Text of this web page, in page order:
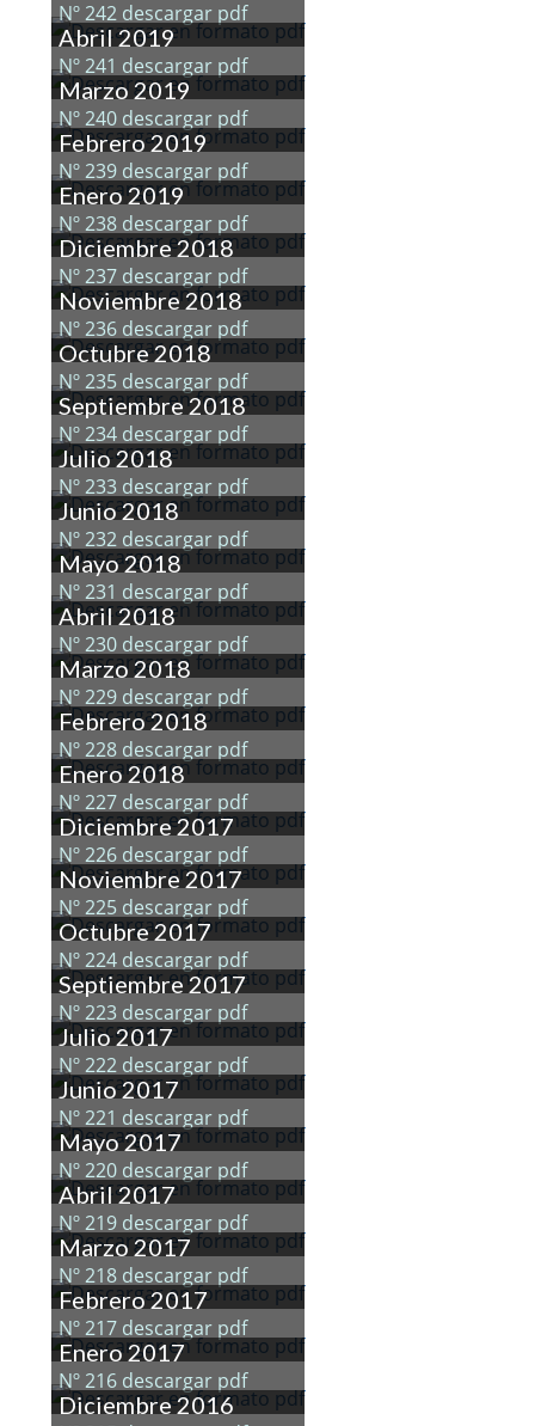
Nº 242 descargar pdf
Abril 2019
Nº 241 descargar pdf
Marzo 2019
Nº 240 descargar pdf
Febrero 2019
Nº 239 descargar pdf
Enero 2019
Nº 238 descargar pdf
Diciembre 2018
Nº 237 descargar pdf
Noviembre 2018
Nº 236 descargar pdf
Octubre 2018
Nº 235 descargar pdf
Septiembre 2018
Nº 234 descargar pdf
Julio 2018
Nº 233 descargar pdf
Junio 2018
Nº 232 descargar pdf
Mayo 2018
Nº 231 descargar pdf
Abril 2018
Nº 230 descargar pdf
Marzo 2018
Nº 229 descargar pdf
Febrero 2018
Nº 228 descargar pdf
Enero 2018
Nº 227 descargar pdf
Diciembre 2017
Nº 226 descargar pdf
Noviembre 2017
Nº 225 descargar pdf
Octubre 2017
Nº 224 descargar pdf
Septiembre 2017
Nº 223 descargar pdf
Julio 2017
Nº 222 descargar pdf
Junio 2017
Nº 221 descargar pdf
Mayo 2017
Nº 220 descargar pdf
Abril 2017
Nº 219 descargar pdf
Marzo 2017
Nº 218 descargar pdf
Febrero 2017
Nº 217 descargar pdf
Enero 2017
Nº 216 descargar pdf
Diciembre 2016